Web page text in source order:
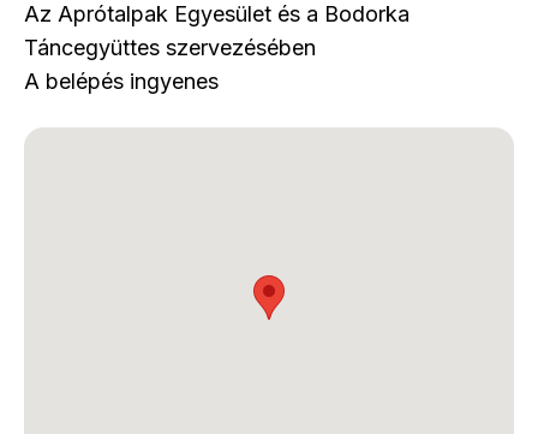
Az Aprótalpak Egyesület és a Bodorka
Táncegyüttes szervezésében
A belépés ingyenes